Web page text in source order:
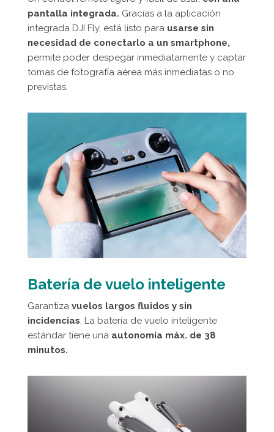
pantalla integrada. Gracias a la aplicación
integrada DJI Fly, está listo para usarse sin
necesidad de conectarlo a un smartphone,
permite poder despegar inmediatamente y captar
tomas de fotografía aérea más inmediatas o no
previstas.
Batería de vuelo inteligente
Garantiza vuelos largos fluidos y sin
incidencias. La batería de vuelo inteligente
estándar tiene una autonomía máx. de 38
minutos.